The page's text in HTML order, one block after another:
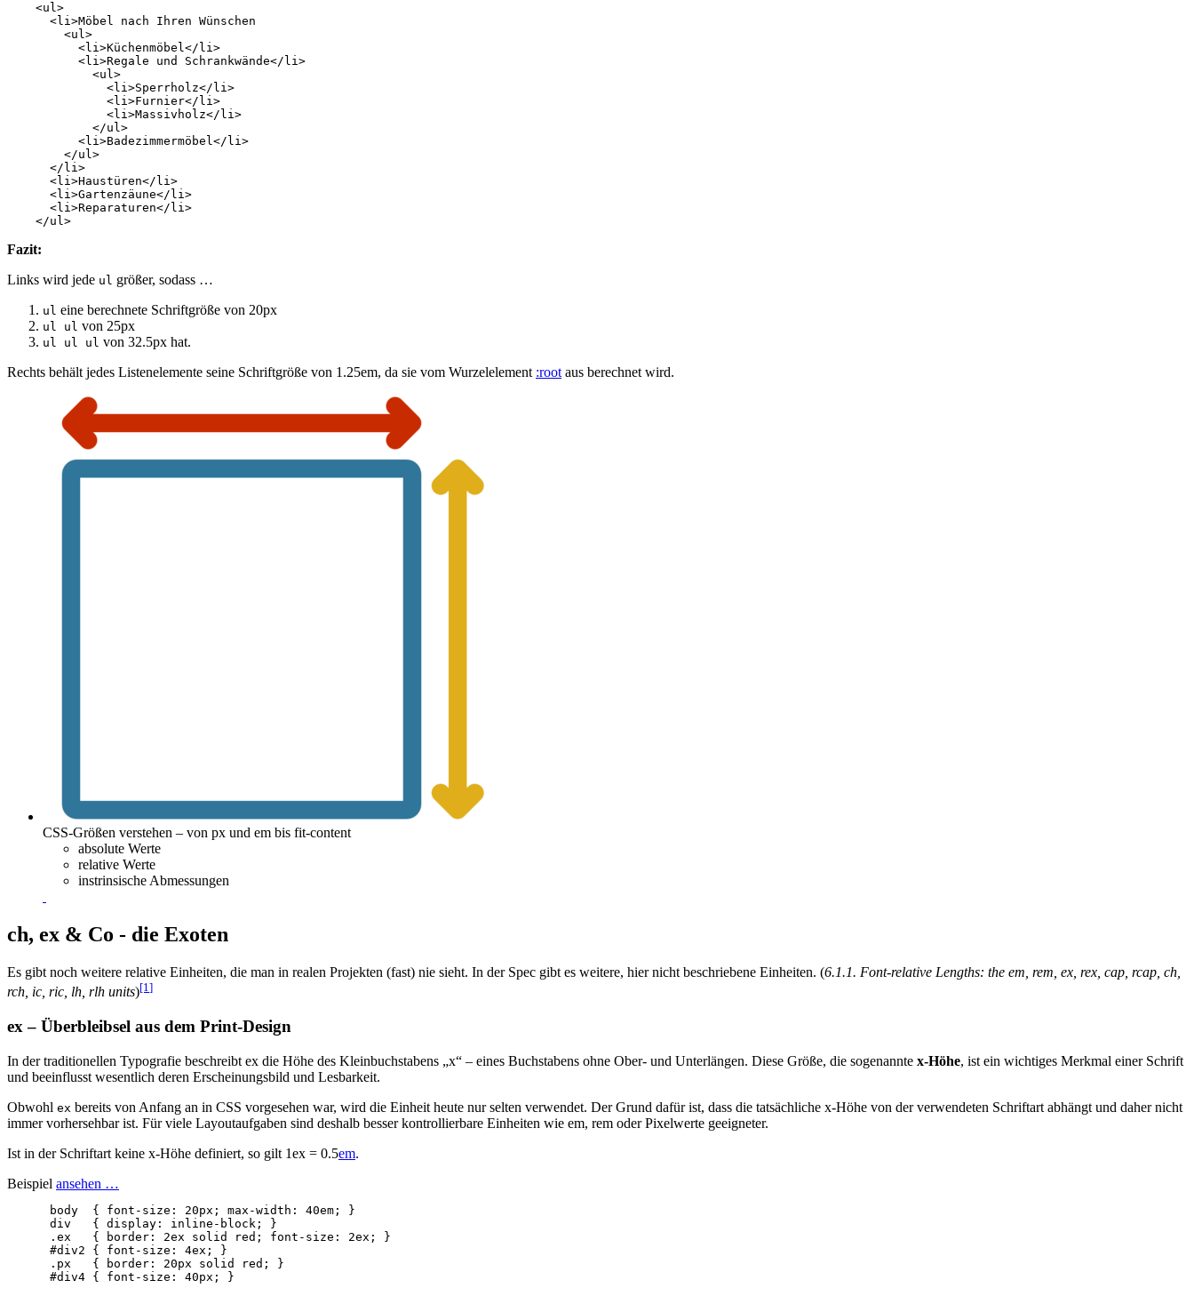
<ul>
<li>Möbel nach Ihren Wünschen
<ul>
<li>Küchenmöbel</ li>
<li>Regale und Schrankwände</ li>
<ul>
<li>Sperrholz</ li>
<li>Furnier</ li>
<li>Massivholz</ li>
</ul>
<li>Badezimmermöbel</ li>
</ul>
</ li>
<li>Haustüren</ li>
<li>Gartenzäune</ li>
<li>Reparaturen</ li>
</ul>
Fazit:
Links wird jede ul größer, sodass …
ul eine berechnete Schriftgröße von 20px
ul ul von 25px
ul ul ul von 32.5px hat.
Rechts behält jedes Listenelemente seine Schriftgröße von 1.25em, da sie vom Wurzelelement :root aus berechnet wird.
CSS-Größen verstehen – von px und em bis fit-content
absolute Werte
relative Werte
instrinsische Abmessungen
ch, ex & Co - die Exoten
Es gibt noch weitere relative Einheiten, die man in realen Projekten (fast) nie sieht. In der Spec gibt es weitere, hier nicht beschriebene Einheiten. (6.1.1. Font-relative Lengths: the em, rem, ex, rex, cap, rcap, ch,
rch, ic, ric, lh, rlh units)[1]
ex – Überbleibsel aus dem Print-Design
In der traditionellen Typografie beschreibt ex die Höhe des Kleinbuchstabens „x“ – eines Buchstabens ohne Ober- und Unterlängen. Diese Größe, die sogenannte x-Höhe, ist ein wichtiges Merkmal einer Schrift
und beeinflusst wesentlich deren Erscheinungsbild und Lesbarkeit.
Obwohl ex bereits von Anfang an in CSS vorgesehen war, wird die Einheit heute nur selten verwendet. Der Grund dafür ist, dass die tatsächliche x-Höhe von der verwendeten Schriftart abhängt und daher nicht
immer vorhersehbar ist. Für viele Layoutaufgaben sind deshalb besser kontrollierbare Einheiten wie em, rem oder Pixelwerte geeigneter.
Ist in der Schriftart keine x-Höhe definiert, so gilt 1ex = 0.5em.
Beispiel ansehen …
body { font-size : 20px ; max-width : 40em ;
}
div
{ display : inline - block ;
}
.ex
{ border : 2ex solid red ; font-size : 2ex ;
}
#div2
{ font-size : 4ex ;
}
.px
{ border : 20px solid red ;
}
#div4 { font-size : 40px ; }